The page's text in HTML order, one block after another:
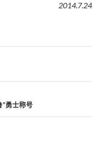
2014.7.24
勇士称号